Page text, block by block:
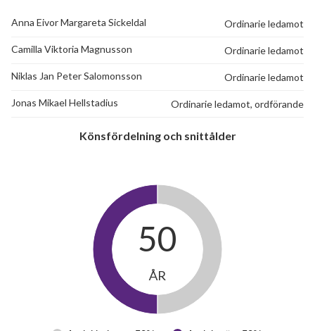
Anna Eivor Margareta Sickeldal Ordinarie ledamot
Camilla Viktoria Magnusson Ordinarie ledamot
Niklas Jan Peter Salomonsson Ordinarie ledamot
Jonas Mikael Hellstadius Ordinarie ledamot, ordförande
Könsfördelning och snittålder
50
ÅR